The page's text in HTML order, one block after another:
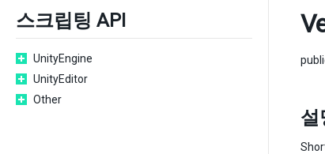
스크립팅 API
UnityEngine
UnityEditor
Other
설